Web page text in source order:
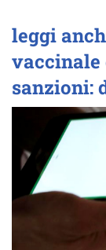
leggi
vaccinale
sanzioni: